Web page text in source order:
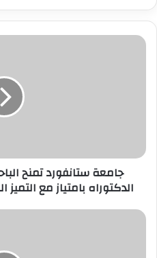
ر
د
ر
جامعة ستانفورد تمنح
الدكتوراه بامتياز مع